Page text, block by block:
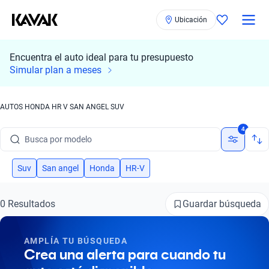
Ubicación
Encuentra el auto ideal para tu presupuesto
Simular plan a meses
AUTOS HONDA HR V SAN ANGEL SUV
Busca por modelo
Busca por versión
Busca por marca
Busca por modelo
4
Suv San angel Honda HR-V
0 Resultados Guardar búsqueda
AMPLÍA TU BÚSQUEDA
Crea una alerta para cuando tu